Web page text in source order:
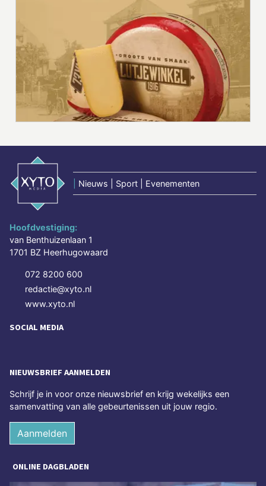
Nieuws | Sport | Evenementen
Hoofdvestiging:
van Benthuizenlaan 1
1701 BZ Heerhugowaard
072 8200 600
redactie@xyto.nl
www.xyto.nl
SOCIAL MEDIA
NIEUWSBRIEF AANMELDEN
Schrijf je in voor onze nieuwsbrief en krijg wekelijks een
samenvatting van alle gebeurtenissen uit jouw regio.
Aanmelden
ONLINE DAGBLADEN